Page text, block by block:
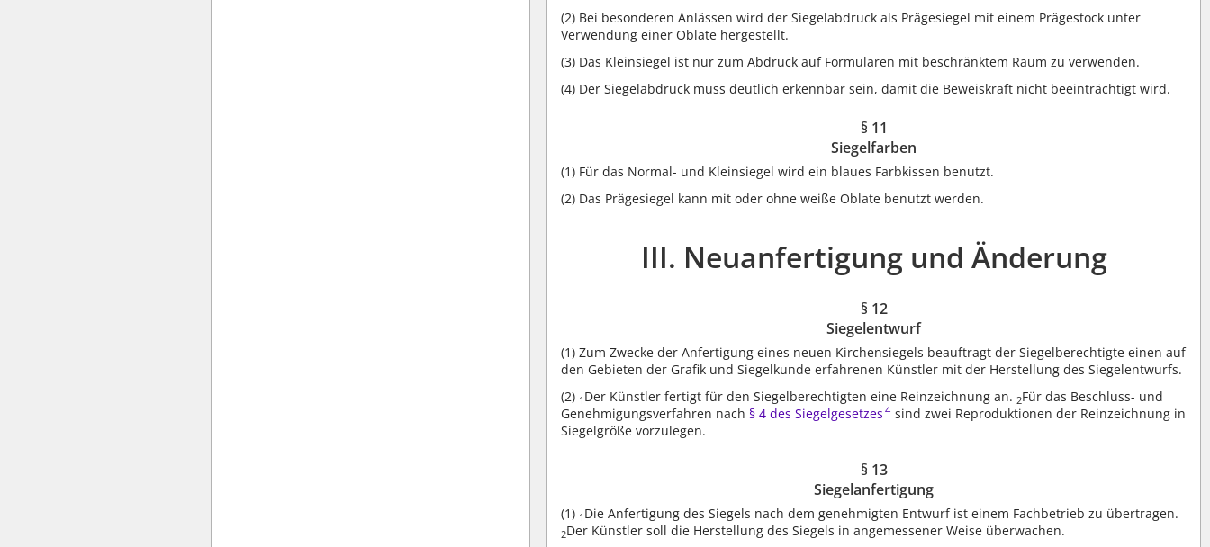
(2) Bei besonderen Anlässen wird der Siegelabdruck als Prägesiegel mit einem Prägestock unter
Verwendung einer Oblate hergestellt.
(3) Das Kleinsiegel ist nur zum Abdruck auf Formularen mit beschränktem Raum zu verwenden.
(4) Der Siegelabdruck muss deutlich erkennbar sein, damit die Beweiskraft nicht beeinträchtigt wird.
§ 11
Siegelfarben
(1) Für das Normal- und Kleinsiegel wird ein blaues Farbkissen benutzt.
(2) Das Prägesiegel kann mit oder ohne weiße Oblate benutzt werden.
III. Neuanfertigung und Änderung
§ 12
Siegelentwurf
(1) Zum Zwecke der Anfertigung eines neuen Kirchensiegels beauftragt der Siegelberechtigte einen auf
den Gebieten der Grafik und Siegelkunde erfahrenen Künstler mit der Herstellung des Siegelentwurfs.
(2) 1 Der Künstler fertigt für den Siegelberechtigten eine Reinzeichnung an. 2Für das Beschluss- und
Genehmigungsverfahren nach§ 4 des Siegelgesetzes 4 sind zwei Reproduktionen der Reinzeichnung in
Siegelgröße vorzulegen.
§ 13
Siegelanfertigung
(1) 1 Die Anfertigung des Siegels nach dem genehmigten Entwurf ist einem Fachbetrieb zu übertragen.
2Der Künstler soll die Herstellung des Siegels in angemessener Weise überwachen.